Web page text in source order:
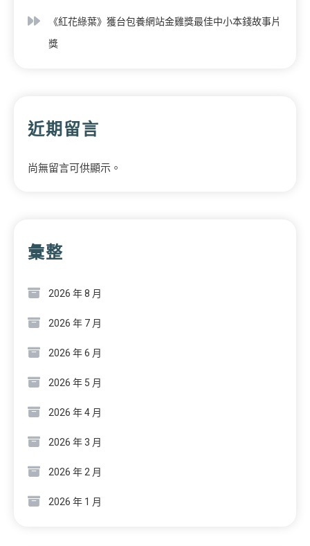
《紅花綠葉》獲台包養網站金雞獎最佳中小本錢故事片
獎
近期留言
尚無留言可供顯示。
彙整
2026 年 8 月
2026 年 7 月
2026 年 6 月
2026 年 5 月
2026 年 4 月
2026 年 3 月
2026 年 2 月
2026 年 1 月